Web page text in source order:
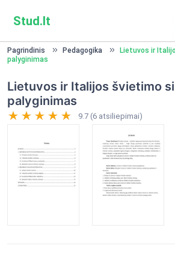
Stud.lt
Pagrindinis Pedagogika
Lietuvos ir
palyginimas
Lietuvos ir Italijos švietimo
palyginimas
9.7 (6 atsiliepimai)